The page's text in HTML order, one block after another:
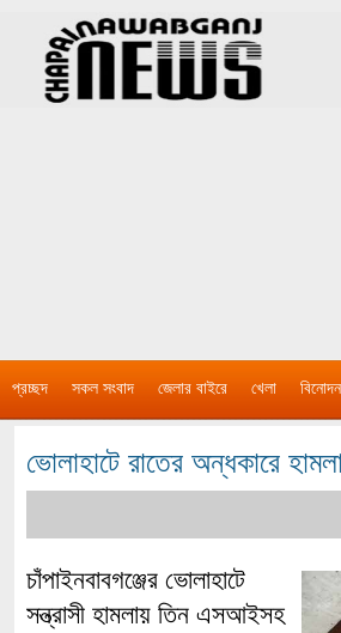
প্রচ্ছদ সকল সংবাদ জেলার বাইরে খেলা বিনোদন
ভোলাহাটে রাতের অন্ধকারে
চাঁপাইনবাবগঞ্জের ভোলাহাটে
সন্ত্রাসী হামলায় তিন এসআইসহ